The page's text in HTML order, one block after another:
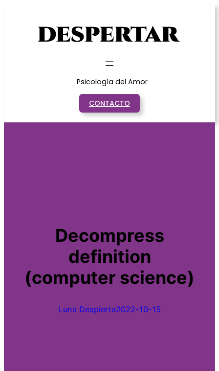
Psicología del Amor
CONTACTO
Decompress
definition
(computer science)
Luna Despierta2022-10-15